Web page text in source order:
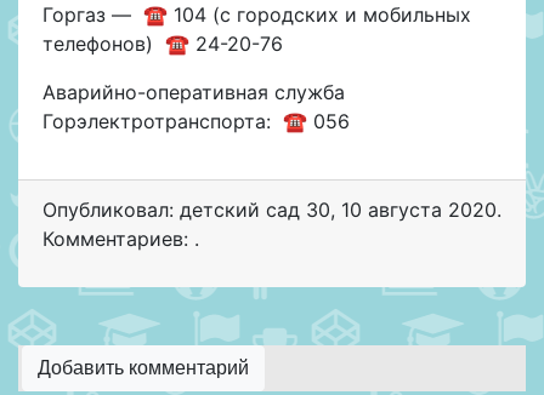
Горгаз — ☎ 104 (с городских и мобильных
телефонов) ☎ 24-20-76
Аварийно-оперативная служба
Горэлектротранспорта: ☎ 056
Опубликовал: детский сад 30, 10 августа 2020.
Комментариев: .
Добавить комментарий